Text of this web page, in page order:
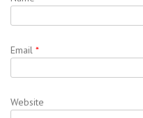
Email *
Website